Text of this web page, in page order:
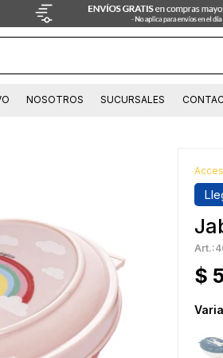
NOSOTROS SUCURSALES
$